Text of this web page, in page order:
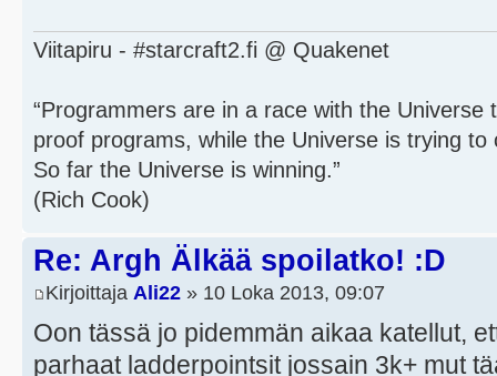
Viitapiru - #starcraft2.fi @ Quakenet
“Programmers are in a race with the
proof programs, while the Universe is trying
So far the Universe is winning.”
(Rich Cook)
Re: Argh Älkää spoilatko! :D
Kirjoittaja Ali22 » 10 Loka 2013, 09:07
Oon tässä jo pidemmän aikaa katellut,
parhaat ladderpointsit jossain 3k+ mut